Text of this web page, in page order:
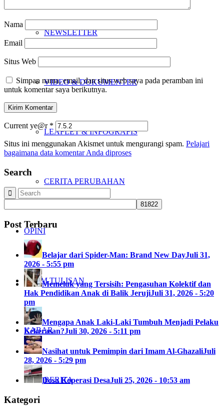
NEWSLETTER
VIDEO & DOKUMENTER
LEAFLET & INFOGRAFIS
CERITA PERUBAHAN
OPINI
KIRIM TULISAN
KABAR
BERITA
Nama
Email
Situs Web
Simpan nama, email, dan situs web saya pada peramban ini
untuk komentar saya berikutnya.
Current ye@r *
Situs ini menggunakan Akismet untuk mengurangi spam. Pelajari
bagaimana data komentar Anda diproses
Search
Post Terbaru
Belajar dari Spider-Man: Brand New DayJuli 31,
2026 - 5:55 pm
Memeluk yang Tersisih: Pengasuhan Kolektif dan
Hak Pendidikan Anak di Balik JerujiJuli 31, 2026 - 5:20
pm
Mengapa Anak Laki-Laki Tumbuh Menjadi Pelaku
Kekerasan?Juli 30, 2026 - 5:11 pm
Nasihat untuk Pemimpin dari Imam Al-GhazaliJuli
28, 2026 - 5:29 pm
Dosa Koperasi DesaJuli 25, 2026 - 10:53 am
Kategori